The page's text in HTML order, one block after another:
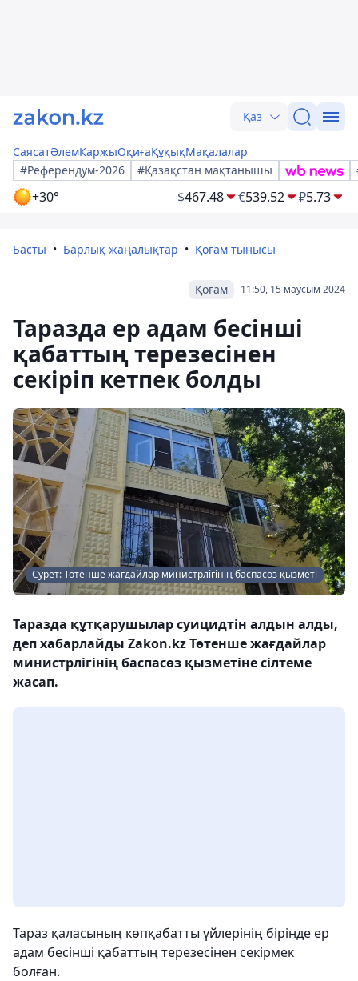
Қаз
СаясатӘлемҚаржыОқиғаҚұқықМақалалар
#Референдум-2026
#Қазақстан мақтанышы
+30° $467.48 €539.52 ₽5.73
Басты Барлық жаңалықтар Қоғам тынысы
11:50, 15 маусым 2024
Қоғам
Таразда ер адам бесінші
қабаттың терезесінен
секіріп кетпек болды
Сурет: Төтенше жағдайлар министрлігінің баспасөз қызметі
Таразда құтқарушылар суицидтін алдын алды,
деп хабарлайды Zakon.kz Төтенше жағдайлар
министрлігінің баспасөз қызметіне сілтеме
жасап.
Тараз қаласының көпқабатты үйлерінің бірінде ер
адам бесінші қабаттың терезесінен секірмек
болған.